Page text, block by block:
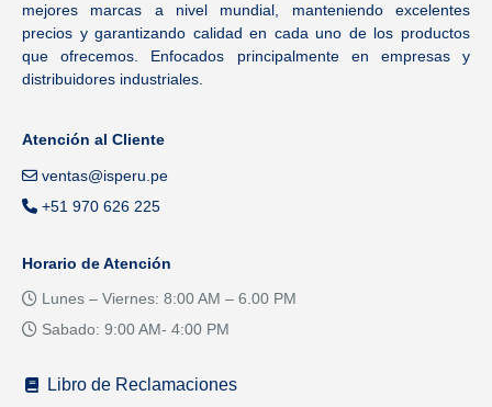
mejores marcas a nivel mundial, manteniendo excelentes
precios y garantizando calidad en cada uno de los productos
que ofrecemos. Enfocados principalmente en empresas y
distribuidores industriales.
Atención al Cliente
ventas@isperu.pe
+51 970 626 225
Horario de Atención
Lunes – Viernes: 8:00 AM – 6.00 PM
Sabado: 9:00 AM- 4:00 PM
Libro de Reclamaciones